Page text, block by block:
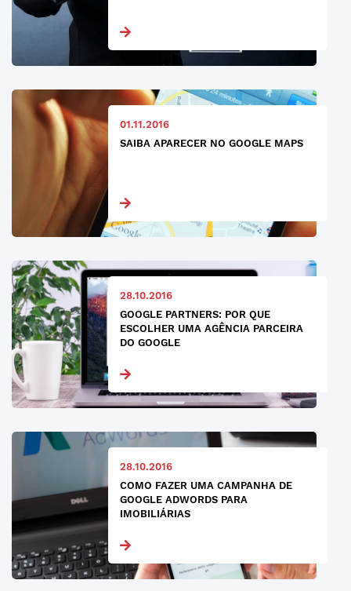
01.11.2016
SAIBA APARECER NO GOOGLE MAPS
28.10.2016
GOOGLE PARTNERS: POR QUE
ESCOLHER UMA AGÊNCIA PARCEIRA
DO GOOGLE
28.10.2016
COMO FAZER UMA CAMPANHA DE
GOOGLE ADWORDS PARA
IMOBILIÁRIAS